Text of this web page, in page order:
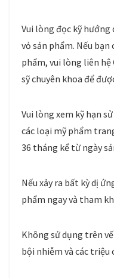
Vui lòng đọc kỹ
vỏ sản phẩm. Nếu bạn
phẩm, vui lòng liên hệ
sỹ chuyên khoa để
Vui lòng xem kỹ hạn
các loại mỹ phẩm
36 tháng kể từ ngày
Nếu xảy ra bất kỳ dị
phẩm ngay và tham
Không sử dụng trên
bội nhiễm và các triệu